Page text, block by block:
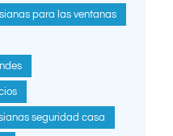
para las ventanas
seguridad casa